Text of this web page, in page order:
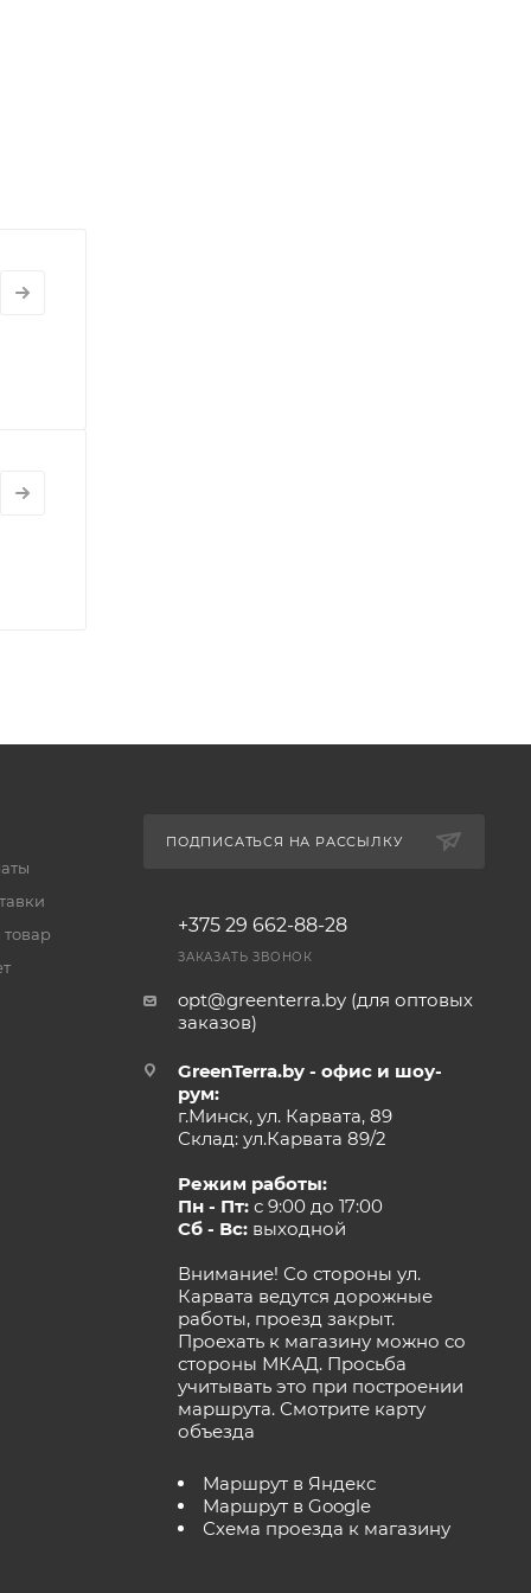
товар
ПОДПИСАТЬСЯ НА РАССЫЛКУ
+375 29 662-88-28
ЗАКАЗАТЬ ЗВОНОК
opt@greenterra.by (для оптовых
заказов)
GreenTerra.by - офис и шоу-
рум:
г.Минск, ул. Карвата, 89
Склад: ул.Карвата 89/2
Режим работы:
Пн - Пт:с 9:00 до 17:00
Сб - Вс:выходной
Внимание! Со стороны ул.
Карвата ведутся дорожные
работы, проезд закрыт.
Проехать к магазину можно со
стороны МКАД. Просьба
учитывать это при построении
маршрута. Смотрите карту
объезда
Маршрут в Яндекс
Маршрут в Google
Схема проезда к магазину